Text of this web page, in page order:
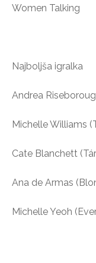
Women Talking
Najboljša igralka
Andrea
Michelle Williams
Cate Blanchett
Ana de Armas
Michelle Yeoh